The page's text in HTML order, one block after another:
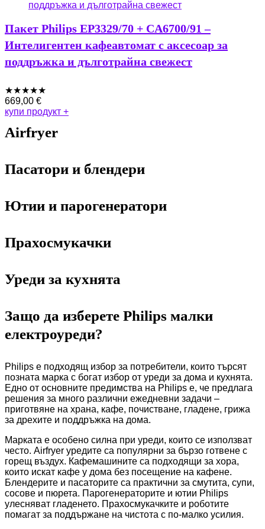
Пакет Philips EP3329/70 + CA6700/91 –
Интелигентен кафеавтомат с аксесоар за
поддръжка и дълготрайна свежест
★★★★★
669,00 €
купи продукт +
Airfryer
Пасатори и блендери
Ютии и парогенератори
Прахосмукачки
Уреди за кухнята
Защо да изберете Philips малки
електроуреди?
Philips е подходящ избор за потребители, които търсят
позната марка с богат избор от уреди за дома и кухнята.
Едно от основните предимства на Philips е, че предлага
решения за много различни ежедневни задачи –
приготвяне на храна, кафе, почистване, гладене, грижа
за дрехите и поддръжка на дома.
Марката е особено силна при уреди, които се използват
често. Airfryer уредите са популярни за бързо готвене с
горещ въздух. Кафемашините са подходящи за хора,
които искат кафе у дома без посещение на кафене.
Блендерите и пасаторите са практични за смутита, супи,
сосове и пюрета. Парогенераторите и ютии Philips
улесняват гладенето. Прахосмукачките и роботите
помагат за поддържане на чистота с по-малко усилия.